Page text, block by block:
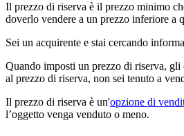
Il prezzo di riserva è il prezzo minimo
doverlo vendere a un prezzo inferiore a
Sei un acquirente e stai cercando
Quando imposti un prezzo di riserva, gli
al prezzo di riserva, non sei tenuto a
Il prezzo di riserva è un'opzione di
l’oggetto venga venduto o meno.